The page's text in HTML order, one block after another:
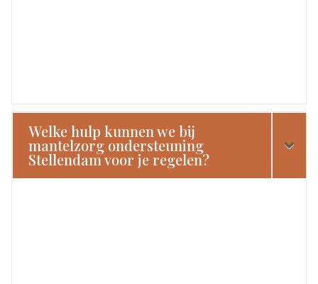
Welke hulp kunnen we bij
mantelzorg ondersteuning
Stellendam voor je regelen?